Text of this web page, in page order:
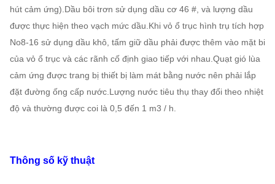
hút cảm ứng).Dầu bôi trơn sử dụng dầu cơ 46 #, và lượng dầu
được thực hiện theo vạch mức dầu.Khi vỏ ổ trục hình trụ tích hợp
No8-16 sử dụng dầu khô, tấm giữ dầu phải được thêm vào mặt bi
của vỏ ổ trục và các rãnh cố định giao tiếp với nhau.Quạt gió lùa
cảm ứng được trang bị thiết bị làm mát bằng nước nên phải lắp
đặt đường ống cấp nước.Lượng nước tiêu thụ thay đổi theo nhiệt
độ và thường được coi là 0,5 đến 1 m3 / h.
Thông số kỹ thuật